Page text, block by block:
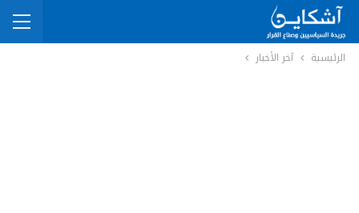
الرئيسية آخر الأخبار